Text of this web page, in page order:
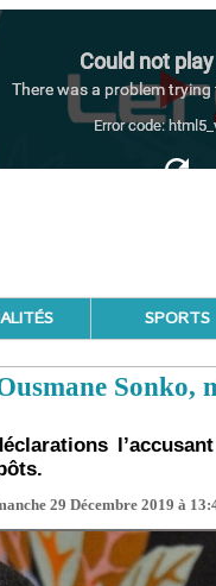
SPORTS
Sonko,
29 Décembre 2019 à